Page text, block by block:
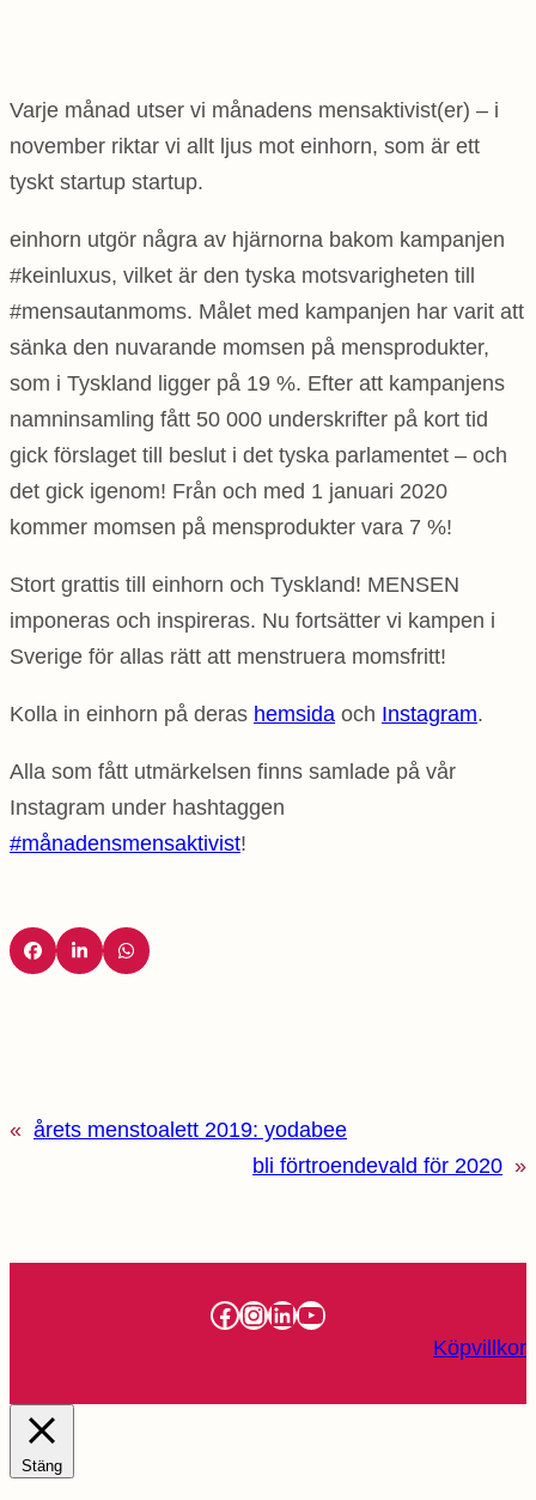
Varje månad utser vi månadens mensaktivist(er) – i
november riktar vi allt ljus mot einhorn, som är ett
tyskt startup startup.
einhorn utgör några av hjärnorna bakom kampanjen
#keinluxus, vilket är den tyska motsvarigheten till
#mensautanmoms. Målet med kampanjen har varit att
sänka den nuvarande momsen på mensprodukter,
som i Tyskland ligger på 19 %. Efter att kampanjens
namninsamling fått 50 000 underskrifter på kort tid
gick förslaget till beslut i det tyska parlamentet – och
det gick igenom! Från och med 1 januari 2020
kommer momsen på mensprodukter vara 7 %!
Stort grattis till einhorn och Tyskland! MENSEN
imponeras och inspireras. Nu fortsätter vi kampen i
Sverige för allas rätt att menstruera momsfritt!
Kolla in einhorn på deras hemsida och Instagram.
Alla som fått utmärkelsen finns samlade på vår
Instagram under hashtaggen
#månadensmensaktivist!
« årets menstoalett 2019: yodabee
bli förtroendevald för 2020 »
Facebook
Instagram
LinkedIn
YouTube
Köpvillkor
Stäng